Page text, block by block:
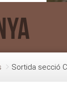
Sortida secció